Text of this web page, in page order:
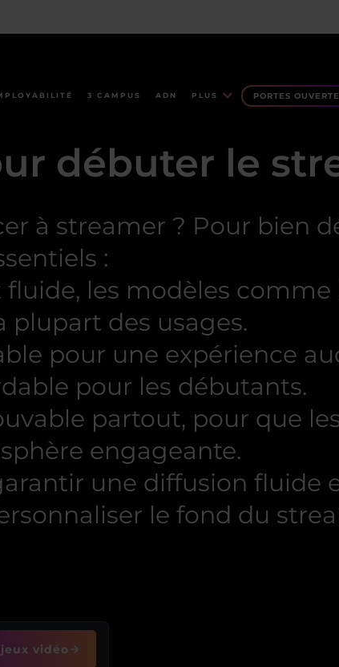
3 CAMPUS ADN PLUS PORTES
débuter le
à streamer ? Pour bien
:
les modèles comme
plupart des usages.
pour une expérience
pour les débutants.
partout, pour que
engageante.
une diffusion fluide
le fond du
vidéo